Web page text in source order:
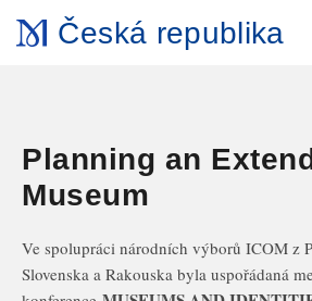
Česká republika
Planning an
Museum
Ve spolupráci národních výborů ICOM z
Slovenska a Rakouska byla uspořádaná